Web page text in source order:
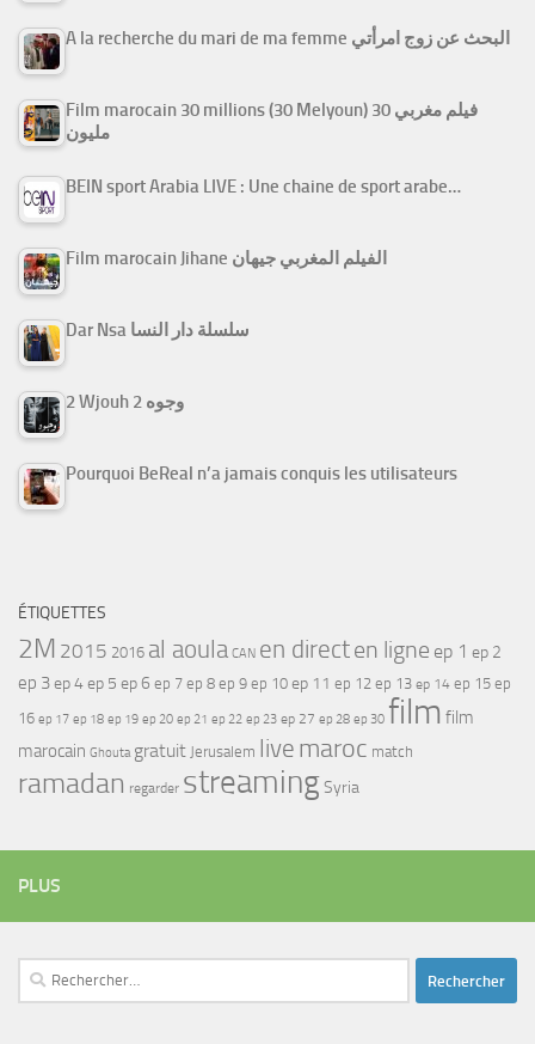
A la recherche du mari de ma femme البحث عن زوج امرأتي
Film marocain 30 millions (30 Melyoun) فيلم مغربي 30
مليون
BEIN sport Arabia LIVE : Une chaine de sport arabe…
Film marocain Jihane الفيلم المغربي جيهان
Dar Nsa سلسلة دار النسا
2 Wjouh 2 وجوه
Pourquoi BeReal n’a jamais conquis les utilisateurs
ÉTIQUETTES
2M 2015 2016 al aoula CAN en directen ligne ep 1 ep 2
ep 3ep 4ep 5 ep 6 ep 7 ep 8 ep 9 ep 10 ep 11 ep 12 ep 13 ep 14 ep 15 ep
16 ep 17 ep 18 ep 19 ep 20 ep 21 ep 22 ep 23 ep 27 ep 28 ep 30 film film
marocain Ghouta gratuit Jerusalem live maroc match
ramadan regarder streamingSyria
PLUS
Rechercher :